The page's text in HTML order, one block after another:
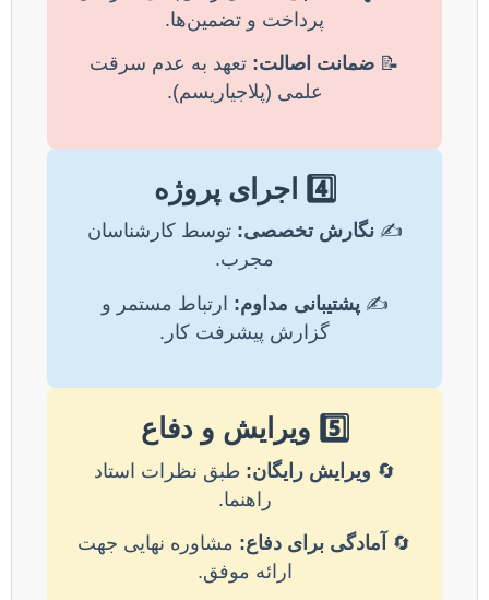
پرداخت و تضمین‌ها.
📝 ضمانت اصالت: تعهد به عدم سرقت
علمی (پلاجیاریسم).
4️⃣ اجرای پروژه
✍️نگارش تخصصی: توسط کارشناسان
مجرب.
✍️پشتیبانی مداوم: ارتباط مستمر و
گزارش پیشرفت کار.
5️⃣ ویرایش و دفاع
🔄 ویرایش رایگان: طبق نظرات استاد
راهنما.
🔄 آمادگی برای دفاع: مشاوره نهایی جهت
ارائه موفق.